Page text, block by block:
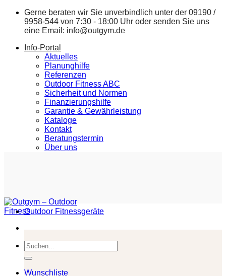
Zum
springen
Gerne beraten wir Sie unverbindlich unter der 09190 /
9958-544 von 7:30 - 18:00 Uhr oder senden Sie uns
eine Email: info@outgym.de
Info-Portal
Aktuelles
Planunghilfe
Referenzen
Outdoor Fitness ABC
Sicherheit und Normen
Finanzierungshilfe
Garantie & Gewährleistung
Kataloge
Kontakt
Beratungstermin
Über uns
Suchen
nach:
Wunschliste
Outdoor Fitnessgeräte